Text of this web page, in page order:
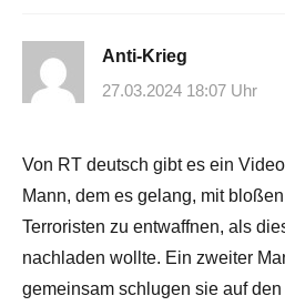
Anti-Krieg
27.03.2024 18:07 Uhr
Von RT deutsch gibt es ein
Mann, dem es gelang, mit
Terroristen zu entwaffnen, als
nachladen wollte. Ein zweiter
gemeinsam schlugen sie auf